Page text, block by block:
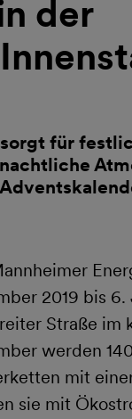
der
für
2019 bis
Straße im
werden
mit
sie mit